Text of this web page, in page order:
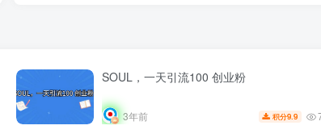
SOUL，一天引流100 创业粉
3年前 积分9.9